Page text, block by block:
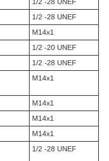
1/2 -28 UNEF
M14x1
1/2 -20 UNEF
1/2 -28 UNEF
M14x1
M14x1
M14x1
M14x1
1/2 -28 UNEF